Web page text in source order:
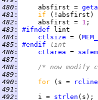
480 :
     absfirst =
481 : if
482 :
     absfirst =
1
483 : #ifndef
484 : ctlsize = (
485 : #endif lint
486 : ctlarea =
487 :
488 :
/* now modify
489 :
490 : for (s =
rcline
491 :
492 :
     i =
strlen